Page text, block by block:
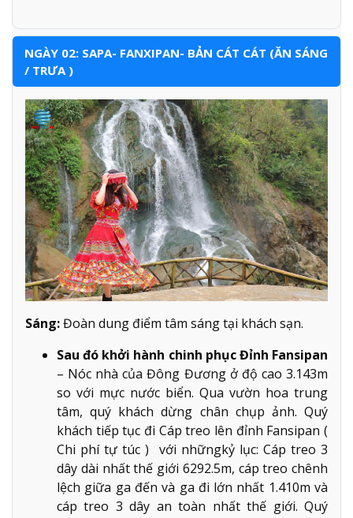
NGÀY 02: SAPA- FANXIPAN- BẢN CÁT CÁT (ĂN SÁNG
/ TRƯA )
Sáng:Đoàn dung điểm tâm sáng tại khách sạn.
Sau đó khởi hành chinh phục Đỉnh Fansipan
– Nóc nhà của Đông Đương ở độ cao 3.143m
so với mực nước biển. Qua vườn hoa trung
tâm, quý khách dừng chân chụp ảnh. Quý
khách tiếp tục đi Cáp treo lên đỉnh Fansipan (
Chi phí tự túc ) với nhữngkỷ lục: Cáp treo 3
dây dài nhất thế giới 6292.5m, cáp treo chênh
lệch giữa ga đến và ga đi lớn nhất 1.410m và
cáp treo 3 dây an toàn nhất thế giới. Quý